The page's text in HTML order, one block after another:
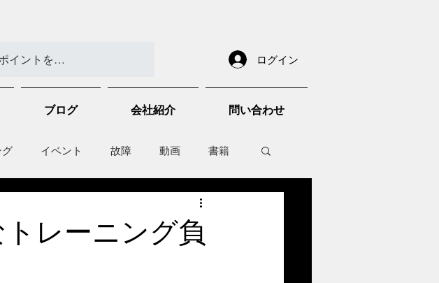
ポイントを表示 ログイン
ブログ 会社紹介 問い合わせ
イベント 故障 動画 書籍
レーニング負